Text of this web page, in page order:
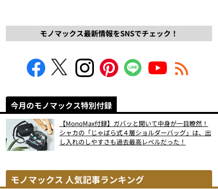
モノマックス最新情報をSNSでチェック！
今月のモノマックス特別付録
【MonoMax付録】ガバッと開いて中身が一目瞭然！
シャカの「じゃばら式４層ショルダーバッグ」は、出
し入れのしやすさも過去最高レベルだった！
モノマックス 人気記事ランキング